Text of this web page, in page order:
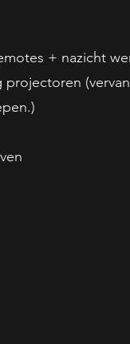
+ nazicht